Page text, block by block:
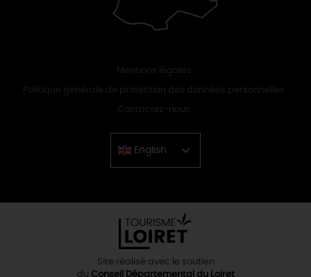
Mentions légales
Politique générale de protection des données personnelles
Contactez-nous
English
Chinese
Site réalisé avec le soutien
du Conseil Départemental du Loiret